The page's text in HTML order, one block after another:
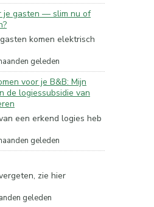
je gasten — slim nu of
komen elektrisch
geleden
voor je B&B: Mijn
de logiessubsidie van
een erkend logies heb
geleden
zie hier
geleden